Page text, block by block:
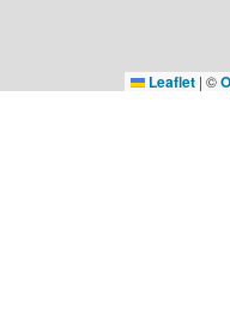
Leaflet | ©